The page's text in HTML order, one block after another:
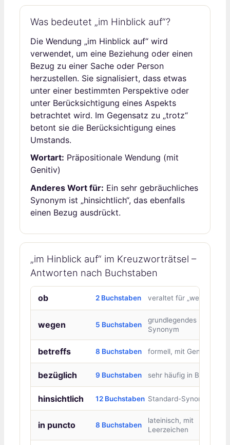
Was bedeutet „im Hinblick auf“?
Die Wendung „im Hinblick auf“ wird
verwendet, um eine Beziehung oder einen
Bezug zu einer Sache oder Person
herzustellen. Sie signalisiert, dass etwas
unter einer bestimmten Perspektive oder
unter Berücksichtigung eines Aspekts
betrachtet wird. Im Gegensatz zu „trotz“
betont sie die Berücksichtigung eines
Umstands.
Wortart: Präpositionale Wendung (mit
Genitiv)
Anderes Wort für: Ein sehr gebräuchliches
Synonym ist „hinsichtlich“, das ebenfalls
einen Bezug ausdrückt.
„im Hinblick auf“ im Kreuzworträtsel –
Antworten nach Buchstaben
ob 2 Buchstaben veraltet für „wegen“
wegen 5 Buchstaben
grundlegendes
Synonym
betreffs 8 Buchstaben formell, mit Genitiv
bezüglich 9 Buchstaben sehr häufig in Briefen
hinsichtlich 12 Buchstaben Standard-Synonym
in puncto 8 Buchstaben
lateinisch, mit
Leerzeichen